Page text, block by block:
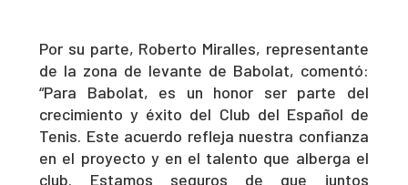
Por su parte, Roberto Miralles, representante
de la zona de levante de Babolat, comentó:
“Para Babolat, es un honor ser parte del
crecimiento y éxito del Club del Español de
Tenis. Este acuerdo refleja nuestra confianza
en el proyecto y en el talento que alberga el
club. Estamos seguros de que juntos